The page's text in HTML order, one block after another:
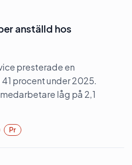
anställd hos
presterade en
procent under 2025.
låg på 2,1
Pr